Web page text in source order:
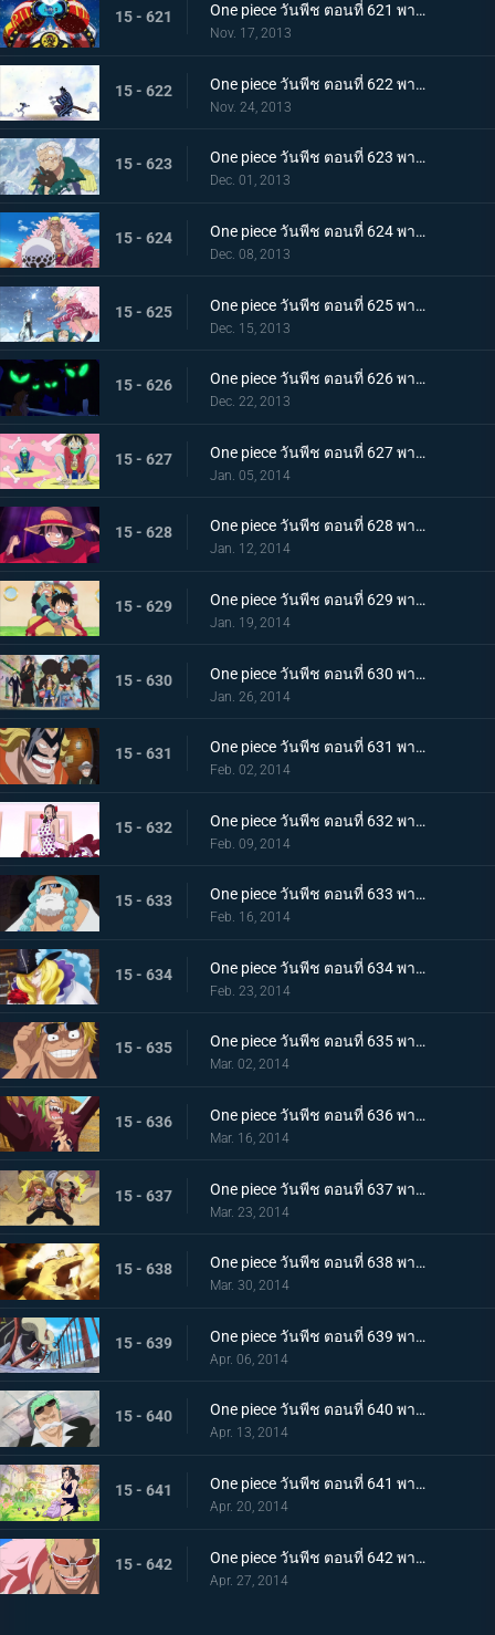
15 - 621 One piece วันพีช ตอนที่ 621 พากย์ไทย จับกุมซีซาร์ ระเบิดเจเนรัลแคนนอน
Nov. 17, 2013
15 - 622 One piece วันพีช ตอนที่ 622 พากย์ไทย พบกันอีกครั้งสุดประทับใจ! โมโมโนะสุเกะกับคินเอม่อน
Nov. 24, 2013
15 - 623 One piece วันพีช ตอนที่ 623 พากย์ไทย ถึงยามอำลา ออกเรือจากพังค์ฮาซาร์ด!
Dec. 01, 2013
15 - 624 One piece วันพีช ตอนที่ 624 พากย์ไทย G5 ย่อยยับ! โดฟลามิงโก้จู่โจม!
Dec. 08, 2013
15 - 625 One piece วันพีช ตอนที่ 625 พากย์ไทย ตึงเครียด! อาโอคิยิ ปะทะ โดฟลามิงโก้
Dec. 15, 2013
15 - 626 One piece วันพีช ตอนที่ 626 พากย์ไทย ซีซาร์หายตัวไป! พันธมิตรโจรสลัดจู่โจม
Dec. 22, 2013
15 - 627 One piece วันพีช ตอนที่ 627 พากย์ไทย ลูฟี่ตายในทะเล!? พันธมิตรโจรสลัดแตกหัก
Jan. 05, 2014
15 - 628 One piece วันพีช ตอนที่ 628 พากย์ไทย การพลิกกลับครั้งใหญ่! ลูฟี่ระเบิดหมัดแห่งความโกรธ!!!
Jan. 12, 2014
15 - 629 One piece วันพีช ตอนที่ 629 พากย์ไทย ตะลึง! ข่าวใหญ่ที่สั่นสะเทือนนิวเวิลด์
Jan. 19, 2014
15 - 630 One piece วันพีช ตอนที่ 630 พากย์ไทย ออกผจญภัย! ประเทศแห่งความรัก และ ความรู้สึกแรงกล้า เดรสโรซ่า
Jan. 26, 2014
15 - 631 One piece วันพีช ตอนที่ 631 พากย์ไทย ความบ้าระห่ำที่คอร์ริด้า โคลอสเซียม
Feb. 02, 2014
15 - 632 One piece วันพีช ตอนที่ 632 พากย์ไทย รักสุดอันตราย สาวนักเต้นไวโอเล็ต
Feb. 09, 2014
15 - 633 One piece วันพีช ตอนที่ 633 พากย์ไทย นักสู้ลึกลับสุดแกร่ง! ลูซี่ออกโรงแล้ว
Feb. 16, 2014
15 - 634 One piece วันพีช ตอนที่ 634 พากย์ไทย คุณชายโจรสลัด คาเวนดิช
Feb. 23, 2014
15 - 635 One piece วันพีช ตอนที่ 635 พากย์ไทย ชะตาชักนำอีกครั้ง ไฮยีน่า เบลลามี่
Mar. 02, 2014
15 - 636 One piece วันพีช ตอนที่ 636 พากย์ไทย ชูเปอร์โนวา! บาร์โธโลมีโอ มนุษย์กินคน
Mar. 16, 2014
15 - 637 One piece วันพีช ตอนที่ 637 พากย์ไทย การฟาดฟันของเหล่านักสู้! บล็อก B ลุกเป็นไฟ!
Mar. 23, 2014
15 - 638 One piece วันพีช ตอนที่ 638 พากย์ไทย ไม้ตายหมัดเดียวจอด! คิงพันช์ที่แสนน่ากลัว
Mar. 30, 2014
15 - 639 One piece วันพีช ตอนที่ 639 พากย์ไทย ปลานักสู้โจมตี! ทะลวงฝ่าสะพานแห่งความตายไปซะ
Apr. 06, 2014
15 - 640 One piece วันพีช ตอนที่ 640 พากย์ไทย ผจญภัย! กรีนบิท เกาะแห่งเหล่าภูติ
Apr. 13, 2014
15 - 641 One piece วันพีช ตอนที่ 641 พากย์ไทย โลกที่ไม่มีใครเคยล่วงรู้ อาณาจักรทอนตะต้า
Apr. 20, 2014
15 - 642 One piece วันพีช ตอนที่ 642 พากย์ไทย อุบายแห่งศตวรรษ!! โดฟลามิงโก้เริ่มเคลื่อนไหว!
Apr. 27, 2014